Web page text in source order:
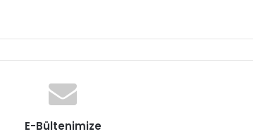
E-Bültenimize